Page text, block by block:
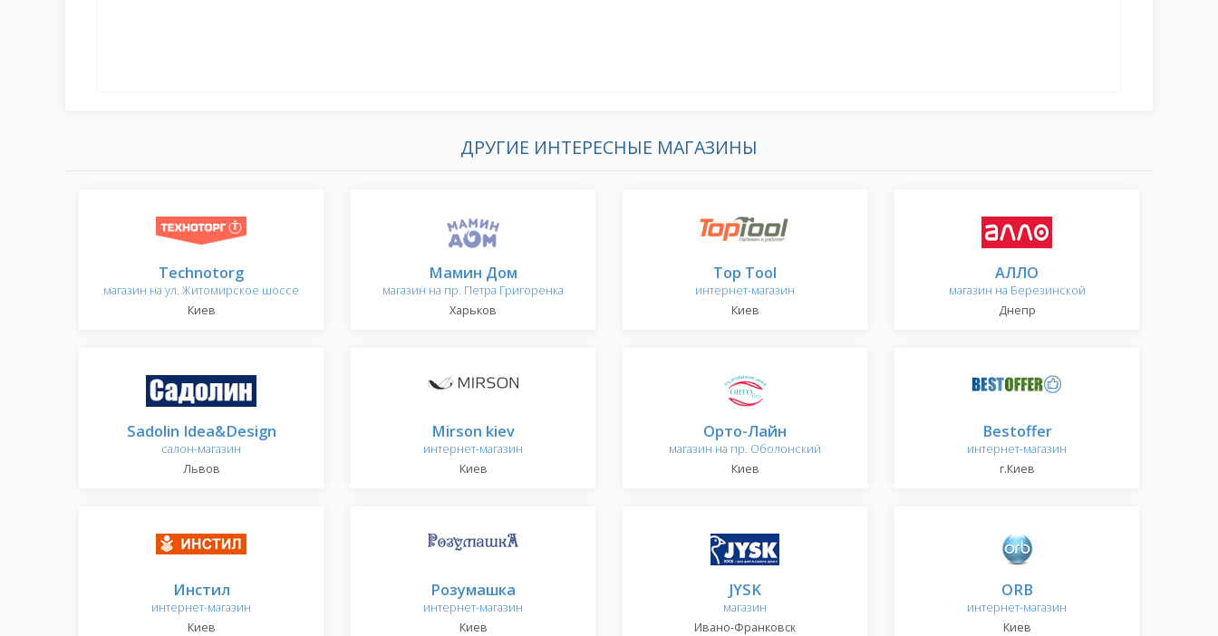
ДРУГИЕ ИНТЕРЕСНЫЕ МАГАЗИНЫ
Technotorg
магазин на ул. Житомирское шоссе
Киев
Мамин Дом
магазин на пр. Петра Григоренка
Харьков
Top Tool
интернет-магазин
Киев
АЛЛО
магазин на Березинской
Днепр
Sadolin Idea&Design
салон-магазин
Львов
Mirson kiev
интернет-магазин
Киев
Орто-Лайн
магазин на пр. Оболонский
Киев
Bestoffer
интернет-магазин
г.Киев
Инстил
интернет-магазин
Киев
Розумашка
интернет-магазин
Киев
JYSK
магазин
Ивано-Франковск
ORB
интернет-магазин
Киев